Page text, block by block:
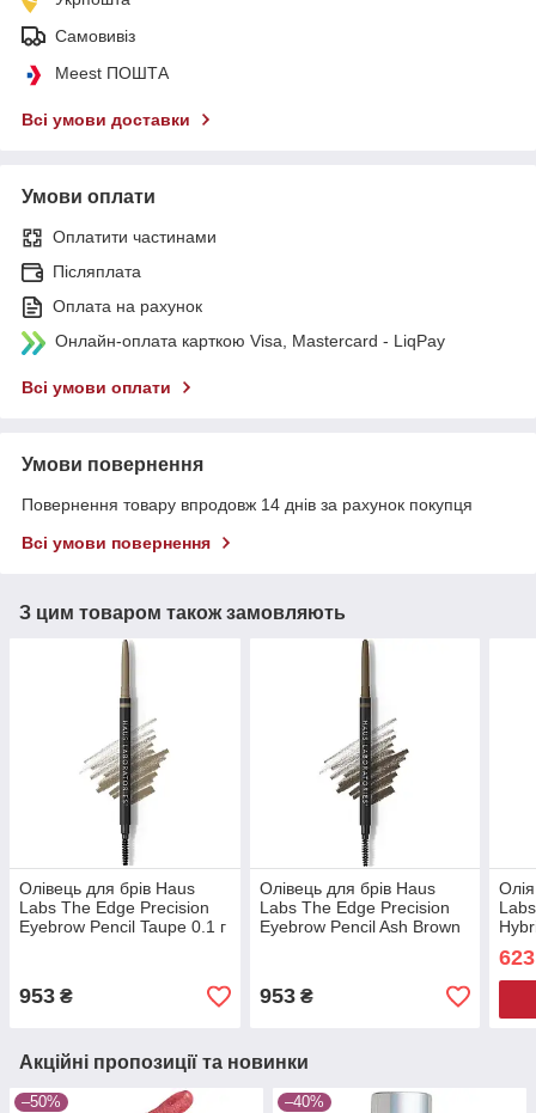
Самовивіз
Meest ПОШТА
Всі умови доставки
Умови оплати
Оплатити частинами
Післяплата
Оплата на рахунок
Онлайн-оплата карткою Visa, Mastercard - LiqPay
Всі умови оплати
Умови повернення
Повернення товару впродовж 14 днів за рахунок покупця
Всі умови повернення
З цим товаром також замовляють
Олівець для брів Haus
Labs The Edge Precision
Eyebrow Pencil Taupe 0.1 г
953 ₴
Олівець для брів Haus
Labs The Edge Precision
Eyebrow Pencil Ash Brown
953₴
мл
623
Акційні пропозиції та новинки
–50% –40%